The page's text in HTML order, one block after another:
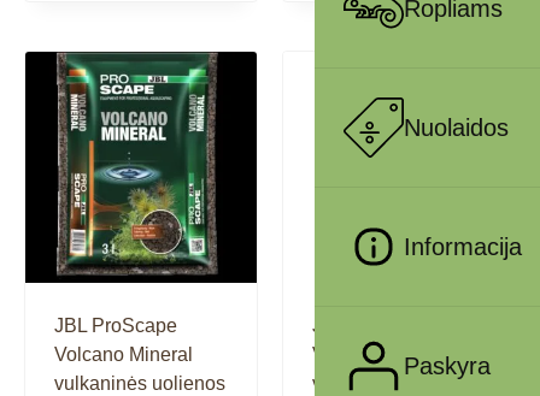
Ropliams
Nuolaidos
Informacija
Paskyra
JBL ProScape
Volcano Mineral
vulkaninės uolienos
JBL ProScape
Volcano Mineral
vulkaninės uolienos